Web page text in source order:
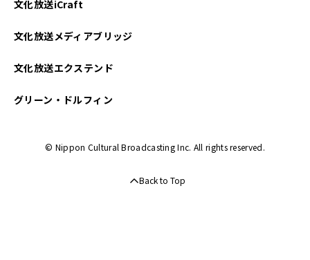
文化放送iCraft
文化放送メディアブリッジ
文化放送エクステンド
グリーン・ドルフィン
© Nippon Cultural Broadcasting Inc. All rights reserved.
Back to Top